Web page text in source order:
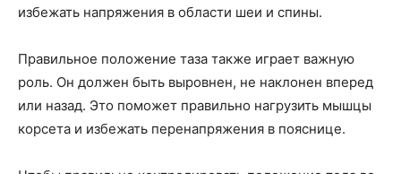
избежать напряжения в области шеи и спины.
Правильное положение таза также играет важную
роль. Он должен быть выровнен, не наклонен вперед
или назад. Это поможет правильно нагрузить мышцы
корсета и избежать перенапряжения в пояснице.